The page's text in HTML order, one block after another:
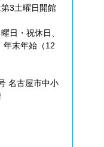
3土曜日開館
日・祝休日、
年末年始（12
名古屋市中小